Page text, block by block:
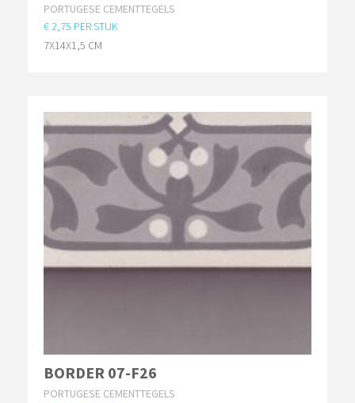
PORTUGESE CEMENTTEGELS
€ 2,75 PER STUK
7X14X1,5 CM
BORDER 07-F26
PORTUGESE CEMENTTEGELS